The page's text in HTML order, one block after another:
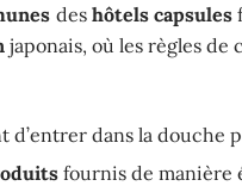
des hôtels capsules
japonais, où les règles de
d’entrer dans la douche
fournis de manière